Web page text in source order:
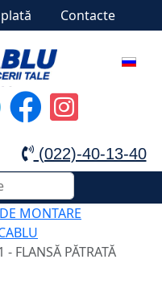
Contacte
(022)-40-13-40
MONTARE
FLANSĂ PĂTRATĂ